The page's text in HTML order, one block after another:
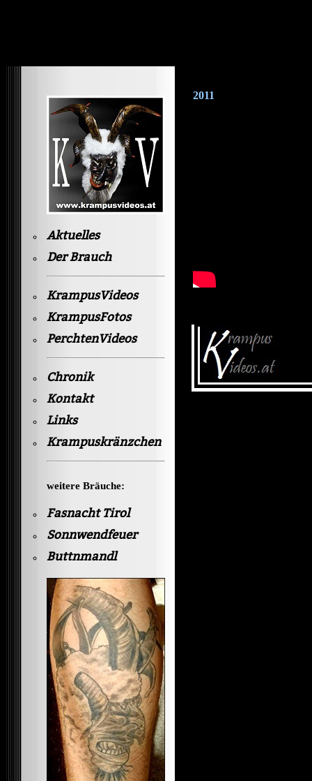
Aktuelles
Der Brauch
KrampusVideos
KrampusFotos
PerchtenVideos
Chronik
Kontakt
Links
Krampuskränzchen
weitere Bräuche:
Fasnacht Tirol
Sonnwendfeuer
Buttnmandl
2011